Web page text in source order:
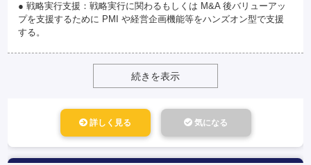
● 戦略実行支援：戦略実行に関わるもしくは M&A 後バリューアッ
プを支援するために PMI や経営企画機能等をハンズオン型で支援
する。
続きを表示
詳しく見る 気になる